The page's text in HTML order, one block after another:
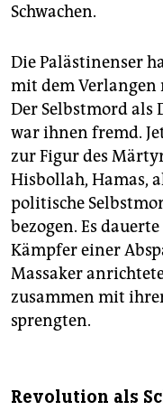
Schwachen.
Die Palästinenser
mit dem Verlangen
Der Selbstmord als
war ihnen fremd.
zur Figur des
Hisbollah, Hamas,
politische
bezogen. Es
Kämpfer einer
Massaker
zusammen mit
sprengten.
Revolution als